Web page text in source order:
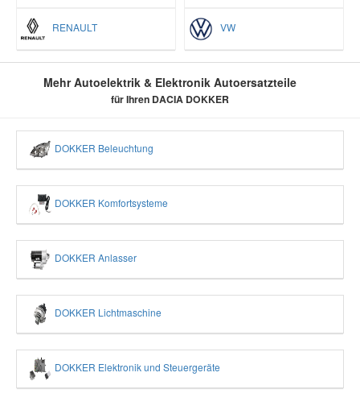
RENAULT VW
Mehr Autoelektrik & Elektronik Autoersatzteile
für Ihren DACIA DOKKER
DOKKER Beleuchtung
DOKKER Komfortsysteme
DOKKER Anlasser
DOKKER Lichtmaschine
DOKKER Elektronik und Steuergeräte